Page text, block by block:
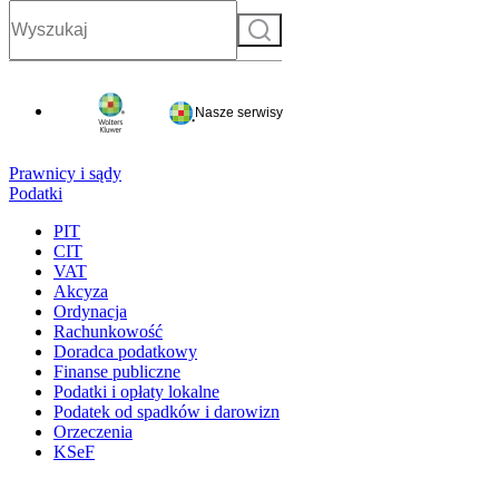
Szukaj
Nasze serwisy
Prawnicy i sądy
Podatki
PIT
CIT
VAT
Akcyza
Ordynacja
Rachunkowość
Doradca podatkowy
Finanse publiczne
Podatki i opłaty lokalne
Podatek od spadków i darowizn
Orzeczenia
KSeF